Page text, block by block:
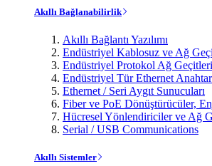
Akıllı Bağlanabilirlik
Akıllı Bağlantı Yazılımı
Endüstriyel Kablosuz ve Ağ
Endüstriyel Protokol Ağ Geçitleri
Endüstriyel Tür Ethernet
Ethernet / Seri Aygıt Sunucuları
Fiber ve PoE Dönüştürücüler,
Hücresel Yönlendiriciler ve Ağ
Serial / USB Communications
Akıllı Sistemler